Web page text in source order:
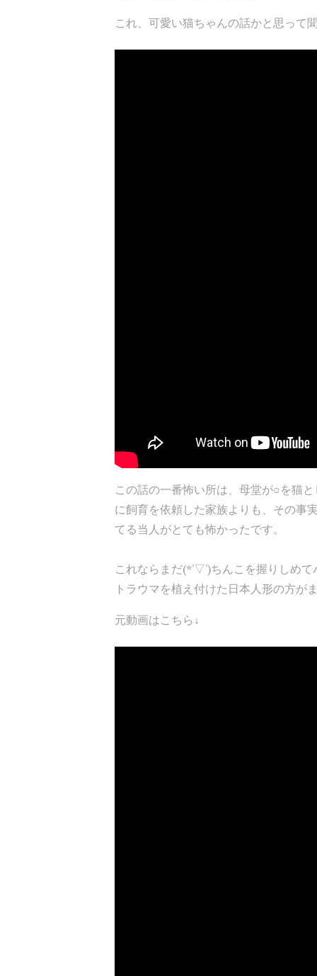
これ、可愛い猫ちゃんの話かと思って
この話の一番怖い所は、母堂が○を猫
に飼育を依頼した家族よりも、その事
てる当人がとても怖かったです。
これならまだ(*’▽’)ちんこを握りしめ
トラウマを植え付けた日本人形の方が
元動画はこちら↓